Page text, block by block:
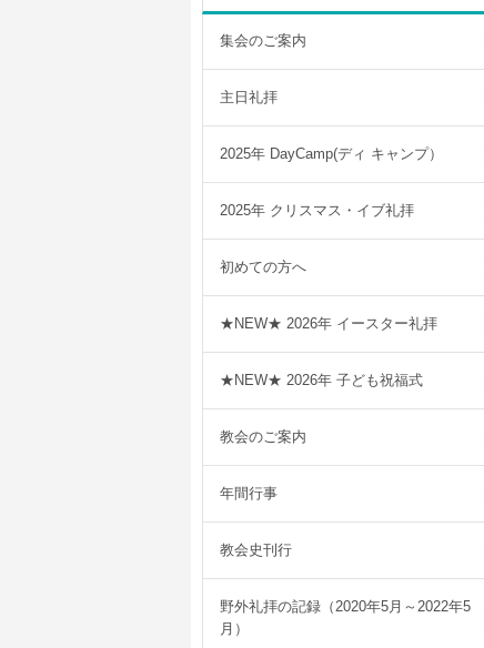
集会のご案内
主日礼拝
2025年 DayCamp(ディ キャンプ）
2025年 クリスマス・イブ礼拝
初めての方へ
★NEW★ 2026年 イースター礼拝
★NEW★ 2026年 子ども祝福式
教会のご案内
年間行事
教会史刊行
野外礼拝の記録（2020年5月～2022年5
月）